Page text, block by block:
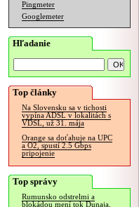
Pingmeter
Googlemeter
Hľadanie
Top články
Na Slovensku sa v tichosti
vypína ADSL v lokalitách s
VDSL, už 31. mája
Orange sa doťahuje na UPC
a O2, spustí 2.5 Gbps
pripojenie
Top správy
Rumunsko odstrelmi a
blokádou mení tok Dunaja,